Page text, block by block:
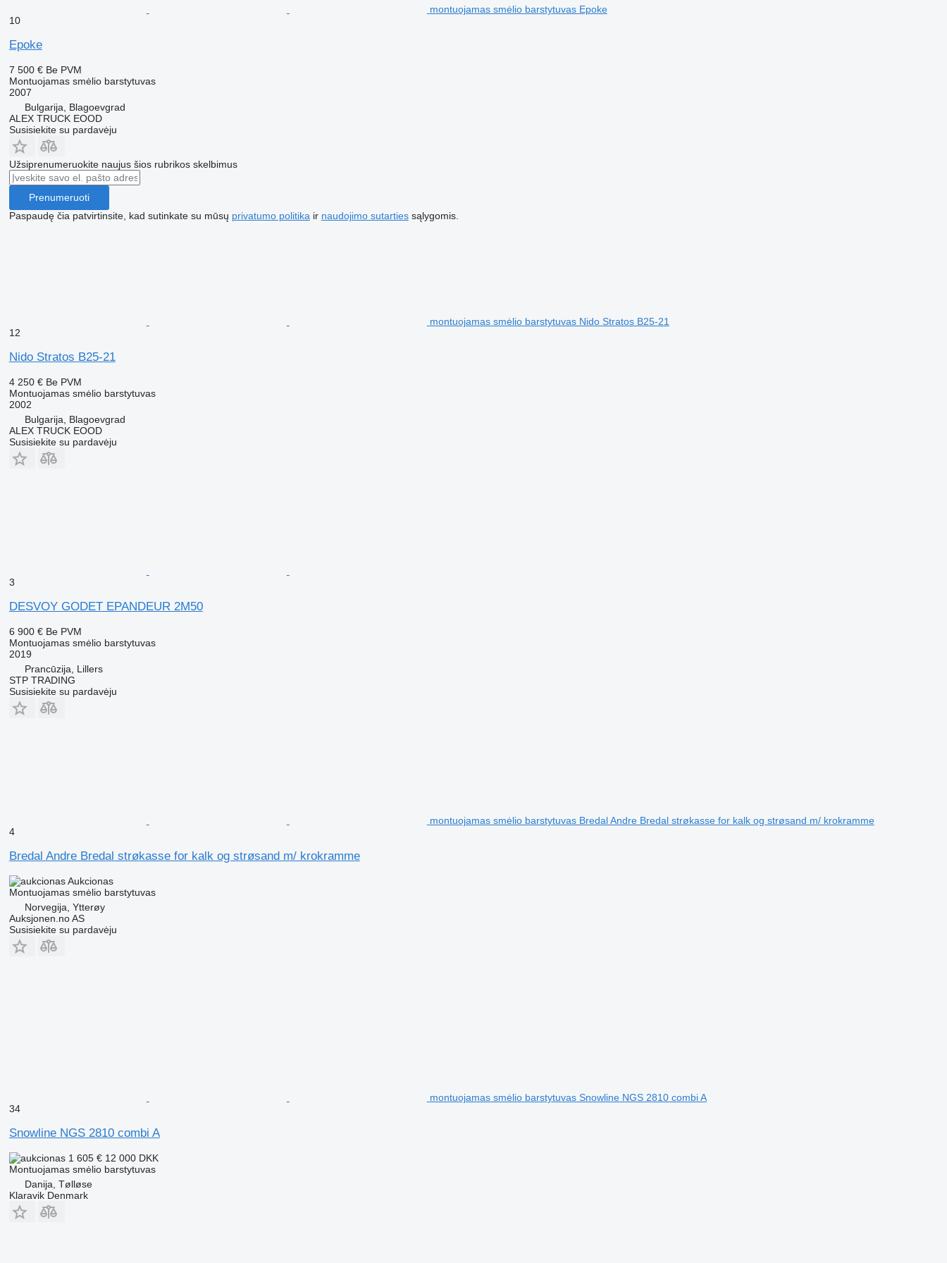
montuojamas smėlio barstytuvas Epoke
10
Epoke
7 500 € Be PVM
Montuojamas smėlio barstytuvas
2007
Bulgarija, Blagoevgrad
ALEX TRUCK EOOD
Susisiekite su pardavėju
Užsiprenumeruokite naujus šios rubrikos skelbimus
Prenumeruoti
Paspaudę čia patvirtinsite, kad sutinkate su mūsų privatumo politika ir naudojimo sutartiessąlygomis.
montuojamas smėlio barstytuvas Nido Stratos B25-21
12
Nido Stratos B25-21
4 250 € Be PVM
Montuojamas smėlio barstytuvas
2002
Bulgarija, Blagoevgrad
ALEX TRUCK EOOD
Susisiekite su pardavėju
3
DESVOY GODET EPANDEUR 2M50
6 900 € Be PVM
Montuojamas smėlio barstytuvas
2019
Prancūzija, Lillers
STP TRADING
Susisiekite su pardavėju
montuojamas smėlio barstytuvas Bredal Andre Bredal strøkasse for kalk og strøsand m/ krokramme
4
Bredal Andre Bredal strøkasse for kalk og strøsand m/ krokramme
Aukcionas
Montuojamas smėlio barstytuvas
Norvegija, Ytterøy
Auksjonen.no AS
Susisiekite su pardavėju
montuojamas smėlio barstytuvas Snowline NGS 2810 combi A
34
Snowline NGS 2810 combi A
1 605 € 12 000 DKK
Montuojamas smėlio barstytuvas
Danija, Tølløse
Klaravik Denmark